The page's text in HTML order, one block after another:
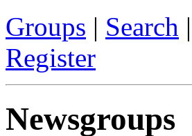
Groups | Search |
Register
Newsgroups